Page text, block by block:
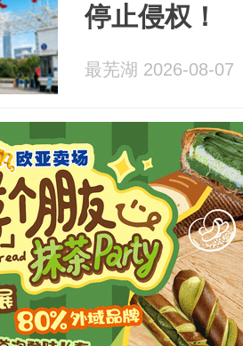
停止侵权！
最芜湖 2026-08-07